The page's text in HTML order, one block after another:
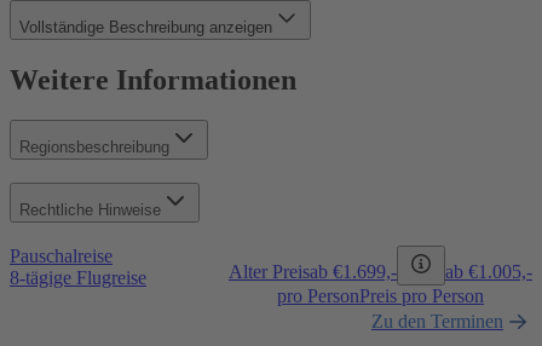
Vollständige Beschreibung anzeigen
Weitere Informationen
Regionsbeschreibung
Rechtliche Hinweise
Pauschalreise
8-tägige Flugreise
Alter Preisab €1.699,- ab €1.005,-
pro PersonPreis pro Person
Zu den Terminen